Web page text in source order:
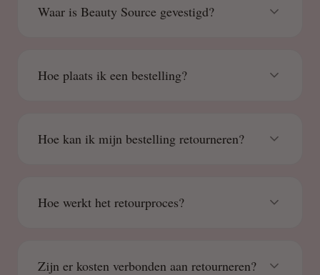
Waar is Beauty Source gevestigd?
Hoe plaats ik een bestelling?
Hoe kan ik mijn bestelling retourneren?
Hoe werkt het retourproces?
Zijn er kosten verbonden aan retourneren?